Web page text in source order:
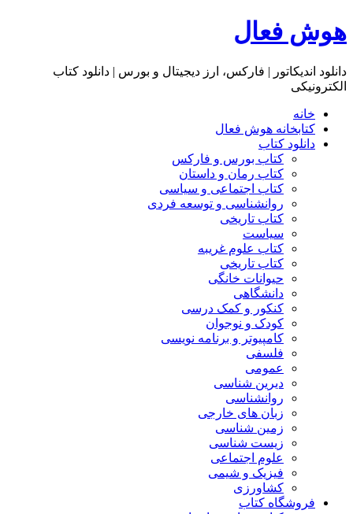
هوش فعال
دانلود اندیکاتور | فارکس، ارز دیجیتال و بورس | دانلود کتاب
الکترونیکی
خانه
کتابخانه هوش فعال
دانلود کتاب
کتاب بورس و فارکس
کتاب رمان و داستان
کتاب اجتماعی و سیاسی
روانشناسی و توسعه فردی
کتاب تاریخی
سیاست
کتاب علوم غریبه
کتاب تاریخی
حیوانات خانگی
دانشگاهی
کنکور و کمک‌ درسی
کودک و نوجوان
کامپیوتر و برنامه نویسی
فلسفی
عمومی
دیرین شناسی
روانشناسی
زبان های خارجی
زمین شناسی
زیست شناسی
علوم اجتماعی
فیزیک و شیمی
کشاورزی
فروشگاه کتاب